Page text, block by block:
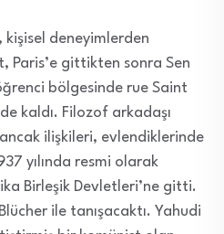
deneyimlerden
Paris’e gittikten sonra Sen
bölgesinde rue Saint
kaldı. Filozof arkadaşı
ilişkileri, evlendiklerinde
yılında resmi olarak
Birleşik Devletleri’ne gitti.
ile tanışacaktı. Yahudi